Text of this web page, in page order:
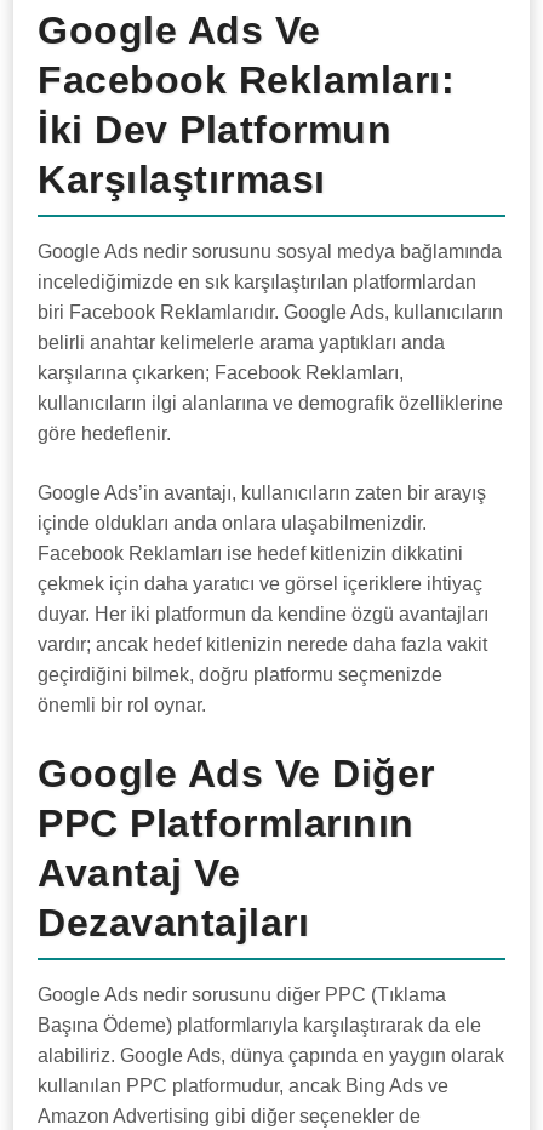
Google Ads Ve
Facebook Reklamları:
İki Dev Platformun
Karşılaştırması
Google Ads nedir sorusunu sosyal medya bağlamında
incelediğimizde en sık karşılaştırılan platformlardan
biri Facebook Reklamlarıdır. Google Ads, kullanıcıların
belirli anahtar kelimelerle arama yaptıkları anda
karşılarına çıkarken; Facebook Reklamları,
kullanıcıların ilgi alanlarına ve demografik özelliklerine
göre hedeflenir.
Google Ads’in avantajı, kullanıcıların zaten bir arayış
içinde oldukları anda onlara ulaşabilmenizdir.
Facebook Reklamları ise hedef kitlenizin dikkatini
çekmek için daha yaratıcı ve görsel içeriklere ihtiyaç
duyar. Her iki platformun da kendine özgü avantajları
vardır; ancak hedef kitlenizin nerede daha fazla vakit
geçirdiğini bilmek, doğru platformu seçmenizde
önemli bir rol oynar.
Google Ads Ve Diğer
PPC Platformlarının
Avantaj Ve
Dezavantajları
Google Ads nedir sorusunu diğer PPC (Tıklama
Başına Ödeme) platformlarıyla karşılaştırarak da ele
alabiliriz. Google Ads, dünya çapında en yaygın olarak
kullanılan PPC platformudur, ancak Bing Ads ve
Amazon Advertising gibi diğer seçenekler de